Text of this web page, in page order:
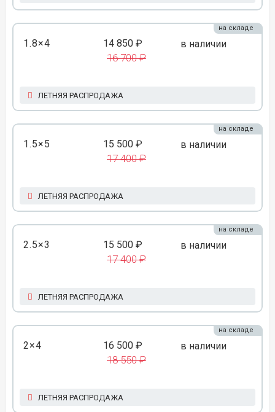
1.8×4 14 850 ₽
16 700 ₽
в наличии
на складе
ЛЕТНЯЯ РАСПРОДАЖА
1.5×5 15 500 ₽
17 400 ₽
в наличии
на складе
ЛЕТНЯЯ РАСПРОДАЖА
2.5×3 15 500 ₽
17 400 ₽
в наличии
на складе
ЛЕТНЯЯ РАСПРОДАЖА
2×4 16 500 ₽
18 550 ₽
в наличии
на складе
ЛЕТНЯЯ РАСПРОДАЖА